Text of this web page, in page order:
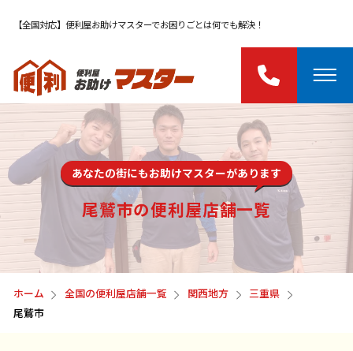
【全国対応】便利屋お助けマスターでお困りごとは何でも解決！
あなたの街にもお助けマスターがあります
尾鷲市の便利屋店舗一覧
ホーム 全国の便利屋店舗一覧 関西地方
三重県
尾鷲市